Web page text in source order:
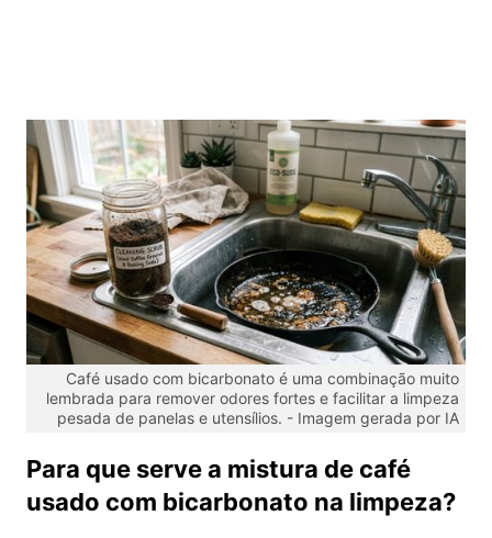
Café usado com bicarbonato é uma combinação muito
lembrada para remover odores fortes e facilitar a limpeza
pesada de panelas e utensílios. - Imagem gerada por IA
Para que serve a mistura de café
usado com bicarbonato na limpeza?